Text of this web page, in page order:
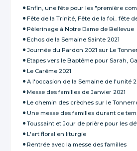
Enfin, une fête pour les "première
Fête de la Trinité, Fête de la foi... fête
Pèlerinage à Notre Dame de Bellevue
Echos de la Semaine Sainte 2021
Journée du Pardon 2021 sur Le
Etapes vers le Baptême pour Sarah,
Le Carême 2021
A l'occasion de la Semaine de l'unité
Messe des familles de Janvier 2021
Le chemin des crèches sur le
Une messe des familles durant ce
Toussaint et Jour de prière pour les
L'art floral en liturgie
Rentrée avec la messe des familles